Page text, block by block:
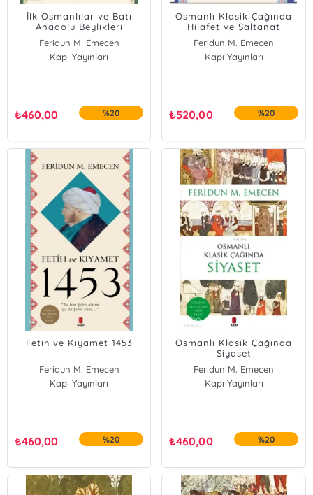
İlk Osmanlılar ve Batı
Anadolu Beylikleri
Feridun M. Emecen
Kapı Yayınları
₺460,00 %20
Osmanlı Klasik Çağında
Hilafet ve Saltanat
Feridun M. Emecen
Kapı Yayınları
₺520,00 %20
Fetih ve Kıyamet 1453
Feridun M. Emecen
Kapı Yayınları
₺460,00 %20
Osmanlı Klasik Çağında
Siyaset
Feridun M. Emecen
Kapı Yayınları
₺460,00 %20